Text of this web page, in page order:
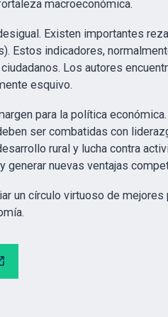
macroeconómica.
Existen importantes
Estos indicadores,
Los autores
esquivo.
para la política
ser combatidas con
rural y lucha contra
generar nuevas ventajas
un círculo virtuoso de